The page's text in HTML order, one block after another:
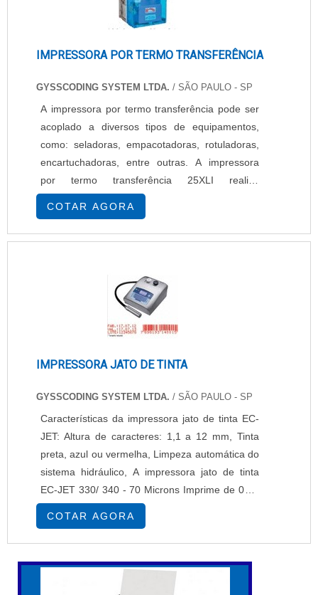
IMPRESSORA POR TERMO TRANSFERÊNCIA
GYSSCODING SYSTEM LTDA. / SÃO PAULO - SP
A impressora por termo transferência pode ser
acoplado a diversos tipos de equipamentos,
como: seladoras, empacotadoras, rotuladoras,
encartuchadoras, entre outras. A impressora
por termo transferência 25XLI realiza
impressões com alta qualidade, sendo ideal
para marcação em etiquetas, filmes pré-
impressos e diversos tipos de embalagens
COTAR AGORA
IMPRESSORA JATO DE TINTA
GYSSCODING SYSTEM LTDA. / SÃO PAULO - SP
Características da impressora jato de tinta EC-
JET: Altura de caracteres: 1,1 a 12 mm, Tinta
preta, azul ou vermelha, Limpeza automática do
sistema hidráulico, A impressora jato de tinta
EC-JET 330/ 340 - 70 Microns Imprime de 03 a
04 linhas, Velocidade máxima: 6 m/s, Impressão
de código de barras, numeração sequencial,
hora e data corrente, Indicada para marcações
em plásticos, vidros, papel, pvc, metal, espumas
e borrachas. Par...
COTAR AGORA